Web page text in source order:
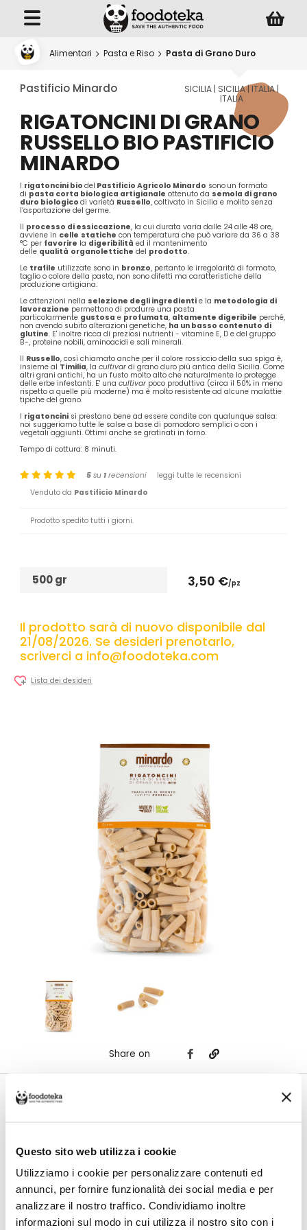
Questo sito web utilizza i cookie
Utilizziamo i cookie per personalizzare contenuti ed
annunci, per fornire funzionalità dei social media e per
analizzare il nostro traffico. Condividiamo inoltre
informazioni sul modo in cui utilizza il nostro sito con i
Alimentari Pasta e Riso Pasta di Grano Duro
Pastificio Minardo
SICILIA | SICILIA | ITALIA |
ITALIA
RIGATONCINI DI GRANO
RUSSELLO BIO PASTIFICIO
MINARDO
I rigatoncini biodel Pastificio Agricolo Minardo sono un formato
di pasta corta biologica artigianale ottenuto da semola di grano
duro biologicodi varietà Russello, coltivato in Sicilia e molito senza
l’asportazione del germe.
Il processo di essiccazione, la cui durata varia dalle 24 alle 48 ore,
avviene in celle statiche con temperatura che può variare da 36 a 38
°C per favorire la digeribilità ed il mantenimento
delle qualità organolettiche del prodotto.
Le trafile utilizzate sono in bronzo, pertanto le irregolarità di formato,
taglio o colore della pasta, non sono difetti ma caratteristiche della
produzione artigiana.
Le attenzioni nella selezione degli ingredienti e la metodologia di
lavorazione permettono di produrre una pasta
particolarmente gustosa e profumata, altamente digeribile perché,
non avendo subito alterazioni genetiche, ha un basso contenuto di
glutine. E' inoltre ricca di preziosi nutrienti - vitamine E, D e del gruppo
B-, proteine nobili, aminoacidi e sali minerali.
Il Russello, così chiamato anche per il colore rossiccio della sua spiga è,
insieme al Timilia, lacultivar di grano duro più antica della Sicilia. Come
altri grani antichi, ha un fusto molto alto che naturalmente lo protegge
delle erbe infestanti. E' unacultivar poco produttiva (circa il 50% in meno
rispetto a quelle più moderne) ma è molto resistente ad alcune malattie
tipiche del grano.
I rigatoncini si prestano bene ad essere condite con qualunque salsa:
noi suggeriamo tutte le salse a base di pomodoro semplici o con i
vegetali aggiunti. Ottimi anche se gratinati in forno.
Tempo di cottura: 8 minuti.
5 su 1 recensioni
leggi tutte le recensioni
Venduto da Pastificio Minardo
Prodotto spedito tutti i giorni.
500 gr 3,50 €/pz
Il prodotto sarà di nuovo disponibile dal
21/08/2026. Se desideri prenotarlo,
scriverci a info@foodoteka.com
Lista dei desideri
Share on
Attestati di Prodotto
Costo di spedizione
Per Pastificio Minardo è €6,00, gratuito da €35,00. Se continui ad
acquistare, ciò che spendi in più dopo gli €35,00 concorre a generare uno
sconto sulle spese di spedizione di altre botteghe.